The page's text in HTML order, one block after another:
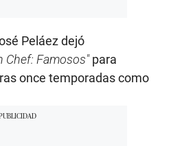
Peláez dejó
Chef: Famosos"para
once temporadas como